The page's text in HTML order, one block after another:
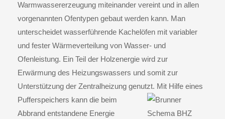
Warmwassererzeugung miteinander vereint und in allen
vorgenannten Ofentypen gebaut werden kann. Man
unterscheidet wasserführende Kachelöfen mit variabler
und fester Wärmeverteilung von Wasser- und
Ofenleistung. Ein Teil der Holzenergie wird zur
Erwärmung des Heizungswassers und somit zur
Unterstützung der Zentralheizung genutzt. Mit Hilfe eines
Pufferspeichers kann die beim
Abbrand entstandene Energie